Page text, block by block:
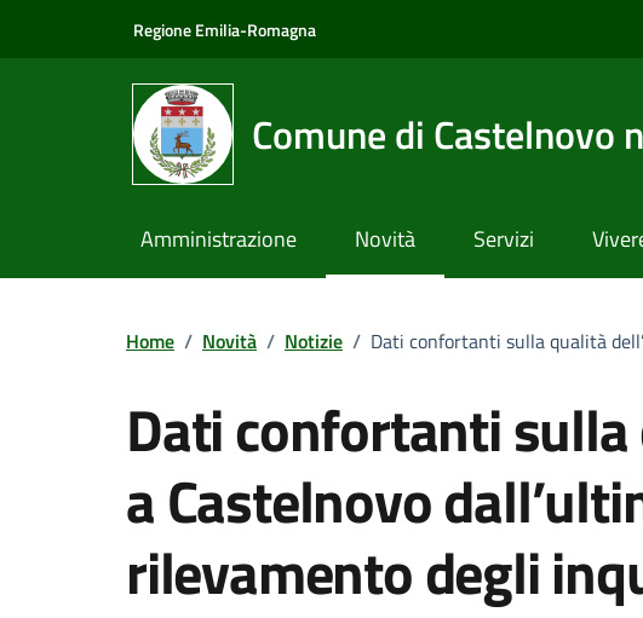
Regione Emilia-Romagna
Comune di Castelnovo
Amministrazione Novità Servizi
Home / Novità / Notizie / Dati confortanti sulla qualità
Dati confortanti sulla
a Castelnovo
rilevamento degli